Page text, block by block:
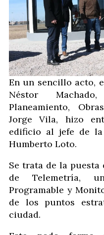
En un sencillo acto,
Néstor
Planeamiento,
Jorge Vila, hizo
edificio al jefe de
Humberto Loto.
Se trata de la puesta
de Telemetría,
Programable y
de los puntos
ciudad.